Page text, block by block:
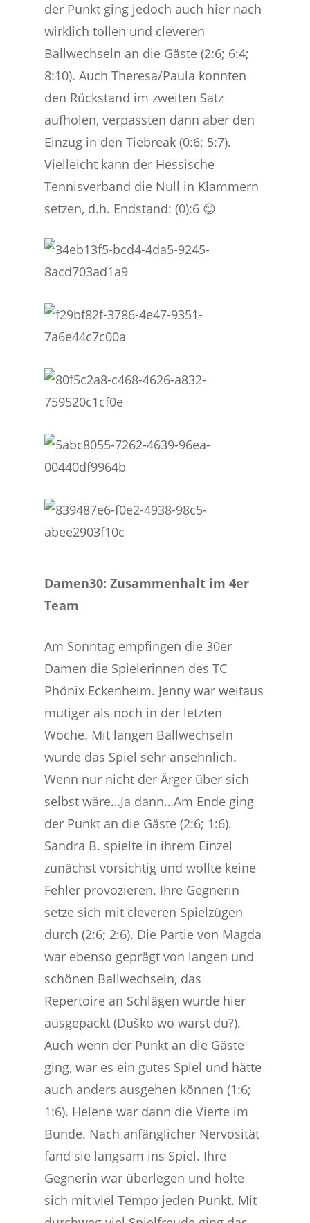
der Punkt ging jedoch auch hier nach
wirklich tollen und cleveren
Ballwechseln an die Gäste (2:6; 6:4;
8:10). Auch Theresa/Paula konnten
den Rückstand im zweiten Satz
aufholen, verpassten dann aber den
Einzug in den Tiebreak (0:6; 5:7).
Vielleicht kann der Hessische
Tennisverband die Null in Klammern
setzen, d.h. Endstand: (0):6 😊
Damen30: Zusammenhalt im 4er
Team
Am Sonntag empfingen die 30er
Damen die Spielerinnen des TC
Phönix Eckenheim. Jenny war weitaus
mutiger als noch in der letzten
Woche. Mit langen Ballwechseln
wurde das Spiel sehr ansehnlich.
Wenn nur nicht der Ärger über sich
selbst wäre…Ja dann…Am Ende ging
der Punkt an die Gäste (2:6; 1:6).
Sandra B. spielte in ihrem Einzel
zunächst vorsichtig und wollte keine
Fehler provozieren. Ihre Gegnerin
setze sich mit cleveren Spielzügen
durch (2:6; 2:6). Die Partie von Magda
war ebenso geprägt von langen und
schönen Ballwechseln, das
Repertoire an Schlägen wurde hier
ausgepackt (Duško wo warst du?).
Auch wenn der Punkt an die Gäste
ging, war es ein gutes Spiel und hätte
auch anders ausgehen können (1:6;
1:6). Helene war dann die Vierte im
Bunde. Nach anfänglicher Nervosität
fand sie langsam ins Spiel. Ihre
Gegnerin war überlegen und holte
sich mit viel Tempo jeden Punkt. Mit